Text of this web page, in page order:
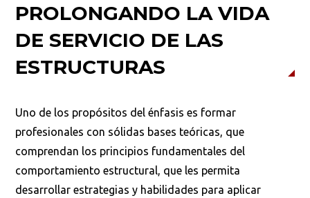
PROLONGANDO LA VIDA
DE SERVICIO DE LAS
ESTRUCTURAS
Uno de los propósitos del énfasis es formar
profesionales con sólidas bases teóricas, que
comprendan los principios fundamentales del
comportamiento estructural, que les permita
desarrollar estrategias y habilidades para aplicar